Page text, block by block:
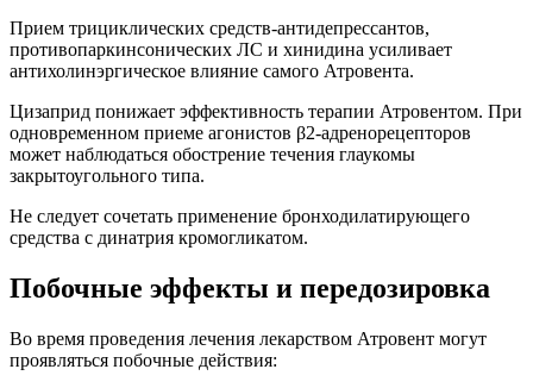
Прием трициклических средств-антидепрессантов,
противопаркинсонических ЛС и хинидина усиливает
антихолинэргическое влияние самого Атровента.
Цизаприд понижает эффективность терапии Атровентом. При
одновременном приеме агонистов β2-адренорецепторов
может наблюдаться обострение течения глаукомы
закрытоугольного типа.
Не следует сочетать применение бронходилатирующего
средства с динатрия кромогликатом.
Побочные эффекты и передозировка
Во время проведения лечения лекарством Атровент могут
проявляться побочные действия: